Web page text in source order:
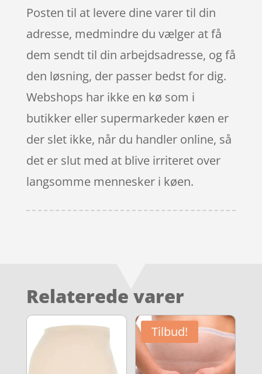
Posten til at levere dine varer til din
adresse, medmindre du vælger at få
dem sendt til din arbejdsadresse, og få
den løsning, der passer bedst for dig.
Webshops har ikke en kø som i
butikker eller supermarkeder køen er
der slet ikke, når du handler online, så
det er slut med at blive irriteret over
langsomme mennesker i køen.
Relaterede varer
Tilbud!